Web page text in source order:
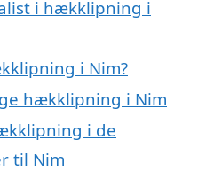
i hækklipning i
i Nim?
hækklipning i Nim
i de
til Nim